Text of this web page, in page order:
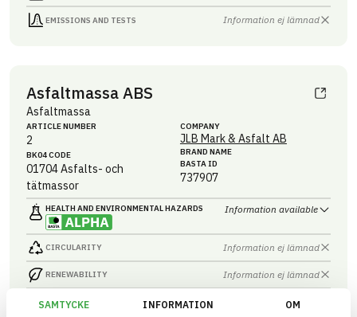
SAMTYCKE INFORMATION OM
EMISSIONS AND TESTS Information ej lämnad
Asfaltmassa ABS
Asfaltmassa
ARTICLE NUMBER
2
BK04 CODE
01704Asfalts- och
tätmassor
COMPANY
JLB Mark & Asfalt AB
BRAND NAME
BASTA ID
737907
HEALTH AND ENVIRONMENTAL HAZARDS Information available
CIRCULARITY Information ej lämnad
RENEWABILITY Information ej lämnad
ENVIRONMENTAL EFFECTS – EPD Information ej lämnad